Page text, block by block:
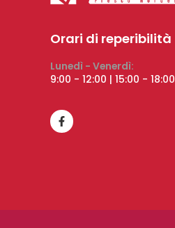
Orari di reperibilità
Lunedì - Venerdì:
9:00 - 12:00 | 15:00 - 18:00